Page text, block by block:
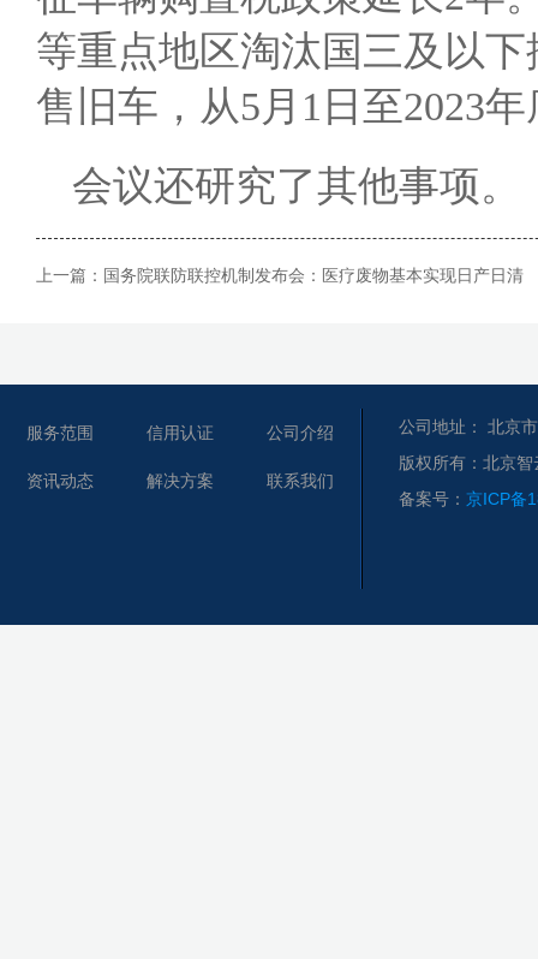
等重点地区淘汰国三及以
售旧车，从5月1日至2023
会议还研究了其他事项。
上一篇： 国务院联防联控机制发布会：医疗废物基本实现日产日清
服务范围 信用认证 公司介绍
资讯动态 解决方案 联系我们
公司地址： 北京
版权所有：北京
备案号： 京ICP备